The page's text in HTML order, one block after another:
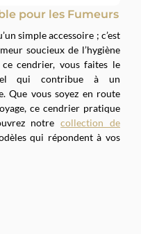
pour les Fumeurs
simple accessoire ; c’est
soucieux de l’hygiène
cendrier, vous faites le
qui contribue à un
Que vous soyez en route
ce cendrier pratique
notrecollection de
qui répondent à vos